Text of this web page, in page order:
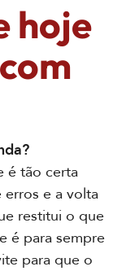
hoje
é tão certa
erros e a volta
restitui o que
é para sempre
para que o